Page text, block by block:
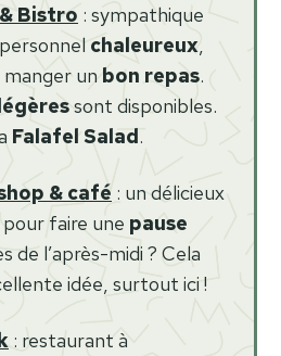
Bistro : sympathique
chaleureux,
un bon repas.
sont disponibles.
Falafel Salad.
& café : un délicieux
pour faire une pause
de l’après-midi ? Cela
idée, surtout ici !
: restaurant à